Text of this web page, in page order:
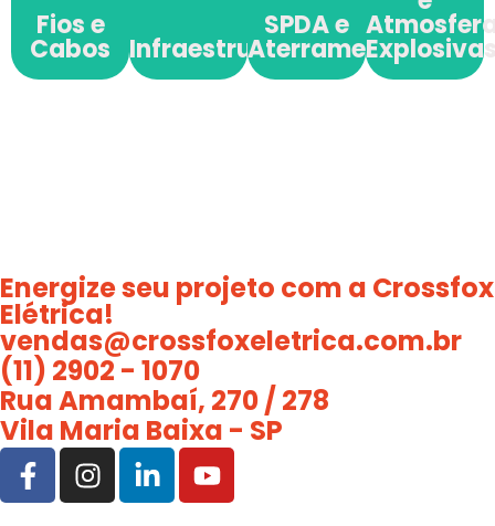
Fios e
Cabos Infraestrutura
SPDA e
Aterramento
Energizeseu projeto com a Crossfox
Elétrica!
vendas@crossfoxeletrica.com.br
(11) 2902 - 1070
Rua Amambaí, 270 / 278
Vila Maria Baixa - SP